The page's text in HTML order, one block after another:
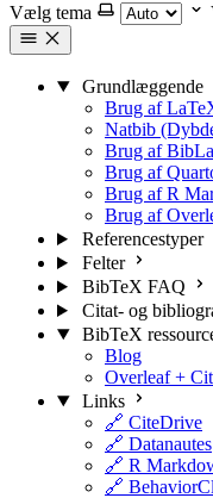
Vælg tema
Grundlæggende
Brug af
Natbib
Brug af
Brug af
Brug af R
Brug af
Referencestyper
Felter
BibTeX FAQ
Citat- og
BibTeX
Blog
Overleaf +
Links
🔗 CiteDrive
🔗 Datanautes
🔗 R
🔗